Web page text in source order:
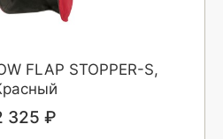
FLAP STOPPER-S,
325 ₽